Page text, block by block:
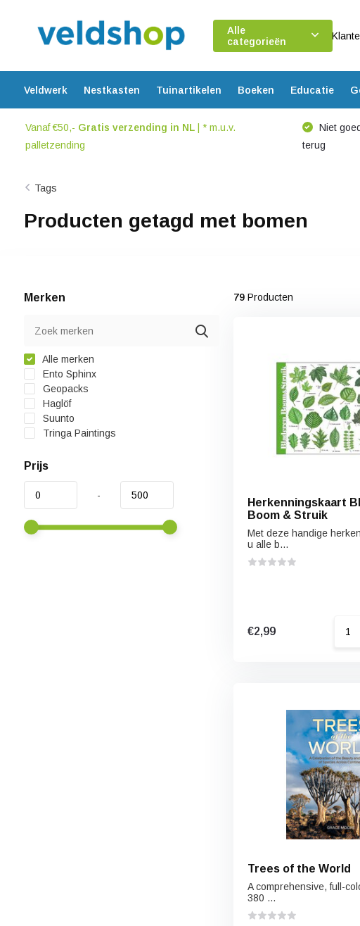
Alle
categorieën
Veldwerk Nestkasten Tuinartikelen Boeken Educatie
Vanaf €50,- Gratis verzending in NL| * m.u.v.
palletzending
Niet
terug
Tags
Producten getagd met bomen
Merken
Alle merken
Ento Sphinx
Geopacks
Haglöf
Suunto
Tringa Paintings
Prijs
-
79Producten
Herkenningskaart
Boom & Struik
Met deze handige
u alle b...
€2,99
Trees of the World
A comprehensive, full-
380 ...